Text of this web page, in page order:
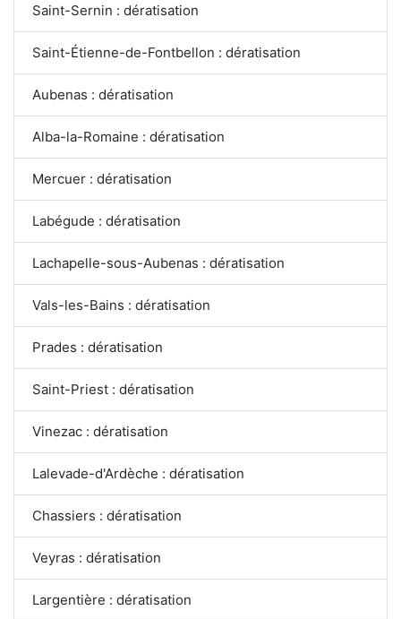
Saint-Sernin : dératisation
Saint-Étienne-de-Fontbellon : dératisation
Aubenas : dératisation
Alba-la-Romaine : dératisation
Mercuer : dératisation
Labégude : dératisation
Lachapelle-sous-Aubenas : dératisation
Vals-les-Bains : dératisation
Prades : dératisation
Saint-Priest : dératisation
Vinezac : dératisation
Lalevade-d'Ardèche : dératisation
Chassiers : dératisation
Veyras : dératisation
Largentière : dératisation